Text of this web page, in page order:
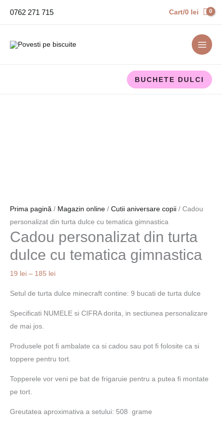
0762 271 715 Cart/0 lei
BUCHETE DULCI
Prima pagină / Magazin online / Cutii aniversare copii / Cadou
personalizat din turta dulce cu tematica gimnastica
Cadou personalizat din turta
dulce cu tematica gimnastica
19 lei – 185 lei
de
prețuri:
19 lei
până
la
185 lei
Setul de turta dulce minecraft contine: 9 bucati de turta dulce
Specificati NUMELE si CIFRA dorita, in sectiunea personalizare
de mai jos.
Produsele pot fi ambalate ca si cadou sau pot fi folosite ca si
toppere pentru tort.
Topperele vor veni pe bat de frigaruie pentru a putea fi montate
pe tort.
Greutatea aproximativa a setului: 508 grame
Cadou
personalizat
din
dulce
cu
gimnastica